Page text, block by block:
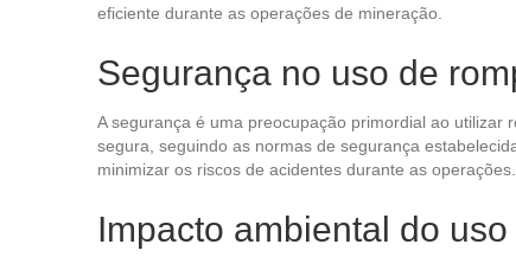
eficiente durante as operações de mineração.
Segurança no uso de
A segurança é uma preocupação primordial ao
segura, seguindo as normas de segurança
minimizar os riscos de acidentes durante as operações.
Impacto ambiental do